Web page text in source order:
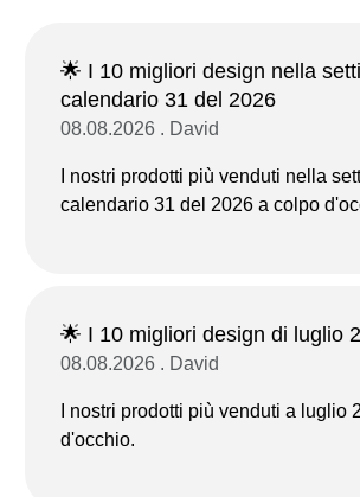
🌟 I 10 migliori design nella
calendario 31 del 2026
08.08.2026 . David
I nostri prodotti più venduti nella
calendario 31 del 2026 a colpo
🌟 I 10 migliori design di luglio
08.08.2026 . David
I nostri prodotti più venduti a luglio
d'occhio.